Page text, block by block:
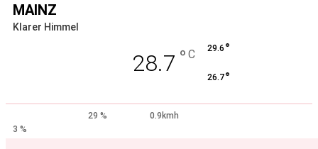
MAINZ
Klarer Himmel
28.7 ° C 29.6 °
26.7°
29 %
0.9kmh
3 %